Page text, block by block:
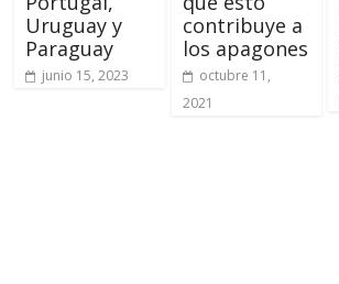
Uruguay y
Paraguay
junio 15, 2023
contribuye a
los apagones
octubre 11,
2021